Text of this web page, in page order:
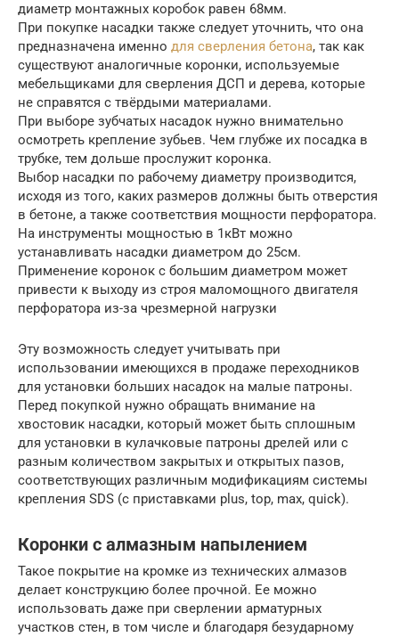
диаметр монтажных коробок равен 68мм.
При покупке насадки также следует уточнить, что она
предназначена именно для сверления бетона, так как
существуют аналогичные коронки, используемые
мебельщиками для сверления ДСП и дерева, которые
не справятся с твёрдыми материалами.
При выборе зубчатых насадок нужно внимательно
осмотреть крепление зубьев. Чем глубже их посадка в
трубке, тем дольше прослужит коронка.
Выбор насадки по рабочему диаметру производится,
исходя из того, каких размеров должны быть отверстия
в бетоне, а также соответствия мощности перфоратора.
На инструменты мощностью в 1кВт можно
устанавливать насадки диаметром до 25см.
Применение коронок с большим диаметром может
привести к выходу из строя маломощного двигателя
перфоратора из-за чрезмерной нагрузки
Эту возможность следует учитывать при
использовании имеющихся в продаже переходников
для установки больших насадок на малые патроны.
Перед покупкой нужно обращать внимание на
хвостовик насадки, который может быть сплошным
для установки в кулачковые патроны дрелей или с
разным количеством закрытых и открытых пазов,
соответствующих различным модификациям системы
крепления SDS (с приставками plus, top, max, quick).
Коронки с алмазным напылением
Такое покрытие на кромке из технических алмазов
делает конструкцию более прочной. Ее можно
использовать даже при сверлении арматурных
участков стен, в том числе и благодаря безударному